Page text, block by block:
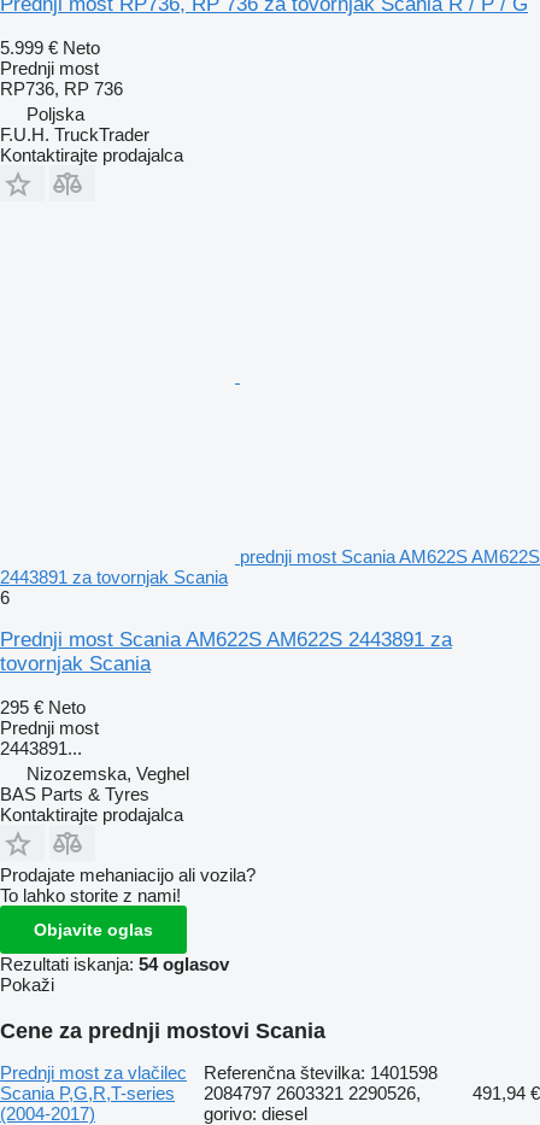
5.999 € Neto
Prednji most
RP736, RP 736
Poljska
F.U.H. TruckTrader
Kontaktirajte prodajalca
prednji most Scania AM622S AM622S
2443891 za tovornjak Scania
6
Prednji most Scania AM622S AM622S 2443891 za
tovornjak Scania
295 € Neto
Prednji most
2443891...
Nizozemska, Veghel
BAS Parts & Tyres
Kontaktirajte prodajalca
Prodajate mehaniacijo ali vozila?
To lahko storite z nami!
Objavite oglas
Rezultati iskanja: 54 oglasov
Pokaži
Cene za prednji mostovi Scania
Prednji most za vlačilec
Scania P,G,R,T-series
(2004-2017)
Referenčna številka: 1401598
2084797 2603321 2290526,
gorivo: diesel
491,94 €